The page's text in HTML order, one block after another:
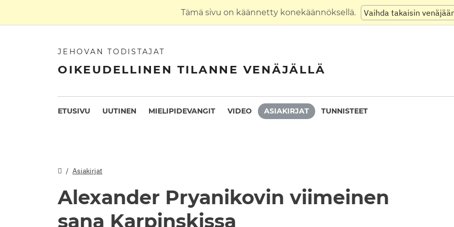
Tämä sivu on käännetty konekäännöksellä. Vaihda takaisin
JEHOVAN TODISTAJAT
OIKEUDELLINEN TILANNE VENÄJÄLLÄ
ETUSIVU UUTINEN MIELIPIDEVANGIT VIDEO ASIAKIRJAT TUNNISTEET
Asiakirjat
Alexander Pryanikovin viimeinen
sana Karpinskissa